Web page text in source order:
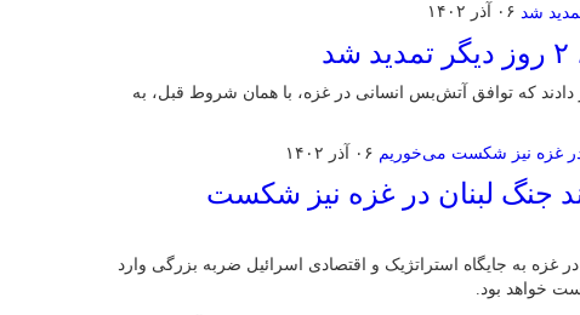
۰۶ آذر ۱۴۰۲
که توافق آتش‌بس انسانی در غزه، با همان شروط قبل، به
۰۶ آذر ۱۴۰۲
جنگ لبنان در غزه نیز شکست
به جایگاه استراتژیک و اقتصادی اسرائیل ضربه بزرگی وارد
خواهد بود.